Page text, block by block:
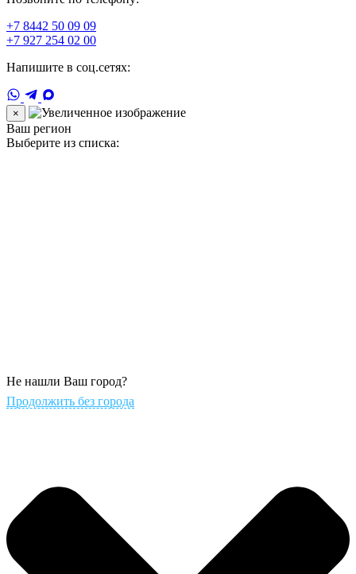
+7 8442 50 09 09
+7 927 254 02 00
Напишите в соц.сетях:
×
Ваш регион
Выберите из списка:
Не нашли Ваш город?
Продолжить без города